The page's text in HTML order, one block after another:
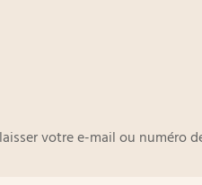
votre e-mail ou numéro